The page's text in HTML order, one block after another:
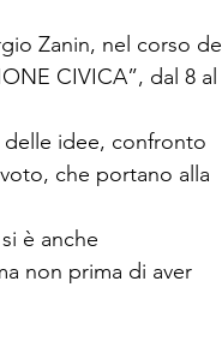
Zanin, nel corso del
CIVICA”, dal 8 al
delle idee, confronto
che portano alla
è anche
non prima di aver